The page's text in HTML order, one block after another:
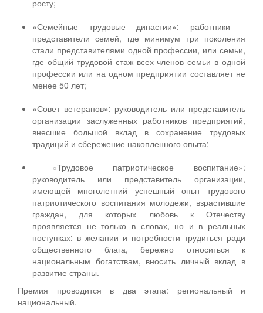
росту;
«Семейные трудовые династии»: работники –
представители семей, где минимум три поколения
стали представителями одной профессии, или семьи,
где общий трудовой стаж всех членов семьи в одной
профессии или на одном предприятии составляет не
менее 50 лет;
«Совет ветеранов»: руководитель или представитель
организации заслуженных работников предприятий,
внесшие большой вклад в сохранение трудовых
традиций и сбережение накопленного опыта;
«Трудовое патриотическое воспитание»:
руководитель или представитель организации,
имеющей многолетний успешный опыт трудового
патриотического воспитания молодежи, взрастившие
граждан, для которых любовь к Отечеству
проявляется не только в словах, но и в реальных
поступках: в желании и потребности трудиться ради
общественного блага, бережно относиться к
национальным богатствам, вносить личный вклад в
развитие страны.
Премия проводится в два этапа: региональный и
национальный.